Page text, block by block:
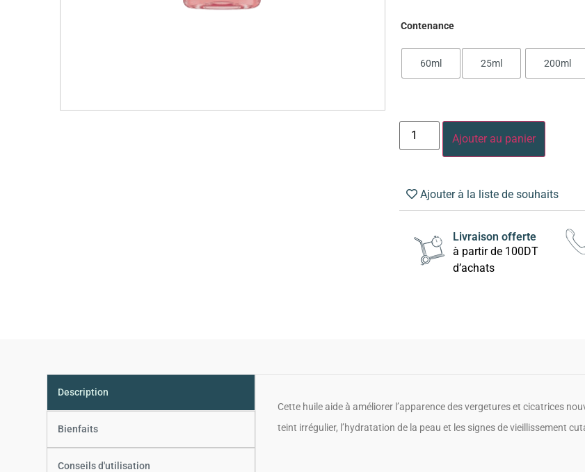
Contenance
200ml
25ml
60ml
Ajouter au panier
Ajouter à la liste de souhaits
Livraison offerte
à partir de 100DT
d’achats
Conseils d'utilisation
Bienfaits
Description
Cette huile aide à améliorer l’apparence des vergetures et cicatrices
teint irrégulier, l’hydratation de la peau et les signes de vieillissement